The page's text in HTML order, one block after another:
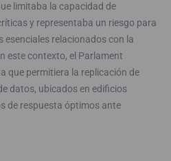
limitaba la capacidad de
y representaba un riesgo para
esenciales relacionados con la
este contexto, el Parlament
que permitiera la replicación de
datos, ubicados en edificios
de respuesta óptimos ante